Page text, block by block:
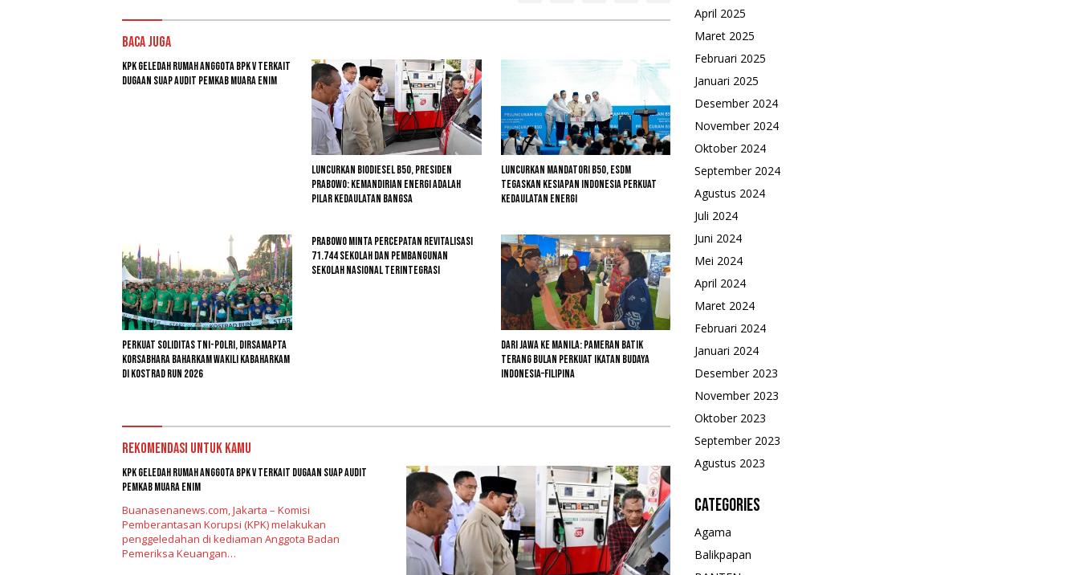
Baca Juga
KPK Geledah Rumah Anggota BPK V Terkait
Dugaan Suap Audit Pemkab Muara Enim
Luncurkan Biodiesel B50, Presiden
Prabowo: Kemandirian Energi adalah
Pilar Kedaulatan Bangsa
Luncurkan Mandatori B50, ESDM
Tegaskan Kesiapan Indonesia Perkuat
Kedaulatan Energi
Perkuat Soliditas TNI-Polri, Dirsamapta
Korsabhara Baharkam Wakili Kabaharkam
di Kostrad Run 2026
Prabowo Minta Percepatan Revitalisasi
71.744 Sekolah dan Pembangunan
Sekolah Nasional Terintegrasi
Dari Jawa ke Manila: Pameran Batik
Terang Bulan Perkuat Ikatan Budaya
Indonesia–Filipina
Rekomendasi untuk kamu
KPK Geledah Rumah Anggota BPK V Terkait Dugaan Suap Audit
Pemkab Muara Enim
Buanasenanews.com, Jakarta – Komisi
Pemberantasan Korupsi (KPK) melakukan
penggeledahan di kediaman Anggota Badan
Pemeriksa Keuangan…
April 2025
Maret 2025
Februari 2025
Januari 2025
Desember 2024
November 2024
Oktober 2024
September 2024
Agustus 2024
Juli 2024
Juni 2024
Mei 2024
April 2024
Maret 2024
Februari 2024
Januari 2024
Desember 2023
November 2023
Oktober 2023
September 2023
Agustus 2023
Categories
Agama
Balikpapan